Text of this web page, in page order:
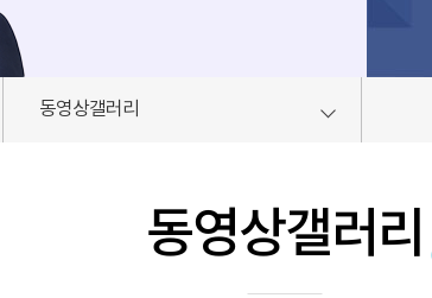
동영상갤러리
동영상갤러리